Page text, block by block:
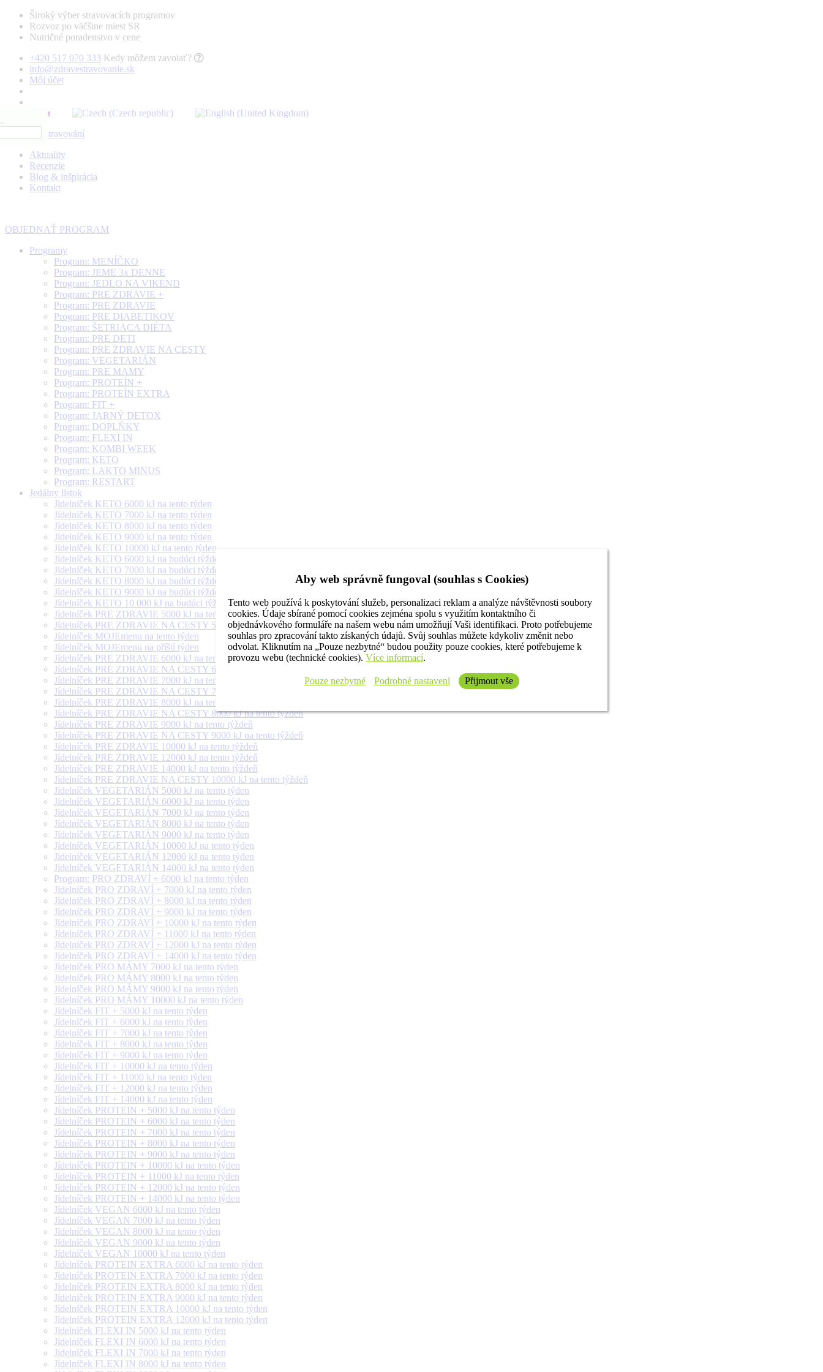
Aby web správně fungoval (souhlas s Cookies)
Tento web používá k poskytování služeb, personalizaci reklam a analýze návštěvnosti soubory
cookies. Údaje sbírané pomocí cookies zejména spolu s využitím kontaktního či
objednávkového formuláře na našem webu nám umožňují Vaši identifikaci. Proto potřebujeme
souhlas pro zpracování takto získaných údajů. Svůj souhlas můžete kdykoliv změnit nebo
odvolat. Kliknutím na „Pouze nezbytné“ budou použity pouze cookies, které potřebujeme k
provozu webu (technické cookies). Více informací.
Pouze nezbytné Podrobné nastavení Přijmout vše
Široký výber stravovacích programov
Rozvoz po väčšine miest SR
Nutričné poradenstvo v cene
+420 517 070 333 Kedy môžem zavolať?
info@zdravestravovanie.sk
Môj účet
Aktuality
Recenzie
Blog & inšpirácia
Kontakt
OBJEDNAŤ PROGRAM
Programy
Program: MENÍČKO
Program: JEME 3x DENNE
Program: JEDLO NA VIKEND
Program: PRE ZDRAVIE +
Program: PRE ZDRAVIE
Program: PRE DIABETIKOV
Program: ŠETRIACA DIÉTA
Program: PRE DETI
Program: PRE ZDRAVIE NA CESTY
Program: VEGETARIÁN
Program: PRE MAMY
Program: PROTEÍN +
Program: PROTEÍN EXTRA
Program: FIT +
Program: JARNÝ DETOX
Program: DOPLŇKY
Program: FLEXI IN
Program: KOMBI WEEK
Program: KETO
Program: LAKTO MINUS
Program: RESTART
Jedálny lístok
Jídelníček KETO 6000 kJ na tento týden
Jídelníček KETO 7000 kJ na tento týden
Jídelníček KETO 8000 kJ na tento týden
Jídelníček KETO 9000 kJ na tento týden
Jídelníček KETO 10000 kJ na tento týden
Jídelníček KETO 6000 kJ na budúci týždeň
Jídelníček KETO 7000 kJ na budúci týždeň
Jídelníček KETO 8000 kJ na budúci týždeň
Jídelníček KETO 9000 kJ na budúci týždeň
Jídelníček KETO 10 000 kJ na budúci týždeň
Jídelníček PRE ZDRAVIE 5000 kJ na tento týždeň
Jídelníček PRE ZDRAVIE NA CESTY 5000 kJ na tento týždeň
Jídelníček MOJEmenu na tento týden
Jídelníček MOJEmenu na příští týden
Jídelníček PRE ZDRAVIE 6000 kJ na tento týždeň
Jídelníček PRE ZDRAVIE NA CESTY 6000 kJ na tento týždeň
Jídelníček PRE ZDRAVIE 7000 kJ na tento týždeň
Jídelníček PRE ZDRAVIE NA CESTY 7000 kJ na tento týždeň
Jídelníček PRE ZDRAVIE 8000 kJ na tento týždeň
Jídelníček PRE ZDRAVIE NA CESTY 8000 kJ na tento týždeň
Jídelníček PRE ZDRAVIE 9000 kJ na tento týždeň
Jídelníček PRE ZDRAVIE NA CESTY 9000 kJ na tento týždeň
Jídelníček PRE ZDRAVIE 10000 kJ na tento týždeň
Jídelníček PRE ZDRAVIE 12000 kJ na tento týždeň
Jídelníček PRE ZDRAVIE 14000 kJ na tento týždeň
Jídelníček PRE ZDRAVIE NA CESTY 10000 kJ na tento týždeň
Jídelníček VEGETARIÁN 5000 kJ na tento týden
Jídelníček VEGETARIÁN 6000 kJ na tento týden
Jídelníček VEGETARIÁN 7000 kJ na tento týden
Jídelníček VEGETARIÁN 8000 kJ na tento týden
Jídelníček VEGETARIÁN 9000 kJ na tento týden
Jídelníček VEGETARIÁN 10000 kJ na tento týden
Jídelníček VEGETARIÁN 12000 kJ na tento týden
Jídelníček VEGETARIÁN 14000 kJ na tento týden
Program: PRO ZDRAVÍ + 6000 kJ na tento týden
Jídelníček PRO ZDRAVÍ + 7000 kJ na tento týden
Jídelníček PRO ZDRAVÍ + 8000 kJ na tento týden
Jídelníček PRO ZDRAVÍ + 9000 kJ na tento týden
Jídelníček PRO ZDRAVÍ + 10000 kJ na tento týden
Jídelníček PRO ZDRAVÍ + 11000 kJ na tento týden
Jídelníček PRO ZDRAVÍ + 12000 kJ na tento týden
Jídelníček PRO ZDRAVÍ + 14000 kJ na tento týden
Jídelníček PRO MÁMY 7000 kJ na tento týden
Jídelníček PRO MÁMY 8000 kJ na tento týden
Jídelníček PRO MÁMY 9000 kJ na tento týden
Jídelníček PRO MÁMY 10000 kJ na tento týden
Jídelníček FIT + 5000 kJ na tento týden
Jídelníček FIT + 6000 kJ na tento týden
Jídelníček FIT + 7000 kJ na tento týden
Jídelníček FIT + 8000 kJ na tento týden
Jídelníček FIT + 9000 kJ na tento týden
Jídelníček FIT + 10000 kJ na tento týden
Jídelníček FIT + 11000 kJ na tento týden
Jídelníček FIT + 12000 kJ na tento týden
Jídelníček FIT + 14000 kJ na tento týden
Jídelníček PROTEIN + 5000 kJ na tento týden
Jídelníček PROTEIN + 6000 kJ na tento týden
Jídelníček PROTEIN + 7000 kJ na tento týden
Jídelníček PROTEIN + 8000 kJ na tento týden
Jídelníček PROTEIN + 9000 kJ na tento týden
Jídelníček PROTEIN + 10000 kJ na tento týden
Jídelníček PROTEIN + 11000 kJ na tento týden
Jídelníček PROTEIN + 12000 kJ na tento týden
Jídelníček PROTEIN + 14000 kJ na tento týden
Jídelníček VEGAN 6000 kJ na tento týden
Jídelníček VEGAN 7000 kJ na tento týden
Jídelníček VEGAN 8000 kJ na tento týden
Jídelníček VEGAN 9000 kJ na tento týden
Jídelníček VEGAN 10000 kJ na tento týden
Jídelníček PROTEIN EXTRA 6000 kJ na tento týden
Jídelníček PROTEIN EXTRA 7000 kJ na tento týden
Jídelníček PROTEIN EXTRA 8000 kJ na tento týden
Jídelníček PROTEIN EXTRA 9000 kJ na tento týden
Jídelníček PROTEIN EXTRA 10000 kJ na tento týden
Jídelníček PROTEIN EXTRA 12000 kJ na tento týden
Jídelníček FLEXI IN 5000 kJ na tento týden
Jídelníček FLEXI IN 6000 kJ na tento týden
Jídelníček FLEXI IN 7000 kJ na tento týden
Jídelníček FLEXI IN 8000 kJ na tento týden